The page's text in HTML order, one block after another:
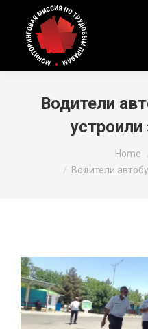
Водители
устроили
Home
Водители